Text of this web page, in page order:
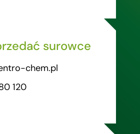
surowce
chem.pl
120